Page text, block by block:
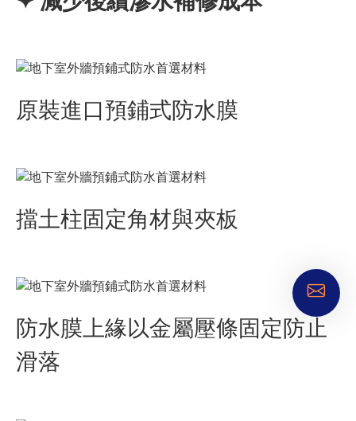
原裝進口預鋪式防水膜
擋土柱固定角材與夾板
防水膜上緣以金屬壓條固定防止
滑落